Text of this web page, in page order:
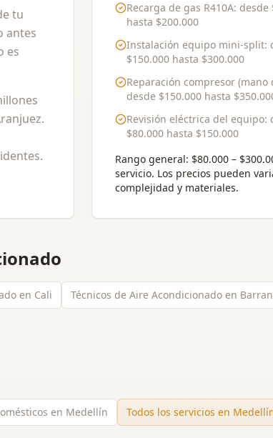
tu
antes
es
Recarga de gas R410A: desde
hasta $200.000
Instalación equipo mini-split:
$150.000hasta $300.000
Reparación compresor (mano
desde $150.000hasta
Revisión eléctrica del equipo:
$80.000hasta $150.000
Rango general: $80.000 –
servicio. Los precios pueden
complejidad y materiales.
en Cali
Técnicos de Aire Acondicionado en
en Medellín Todos los servicios en